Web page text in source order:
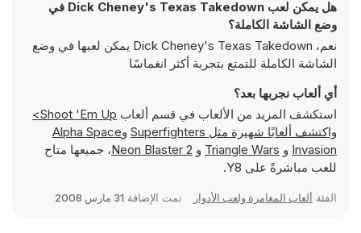
هل يمكن لعب Dick Cheney's Texas Takedown في
وضع الشاشة الكاملة؟
نعم، Dick Cheney's Texas Takedown يمكن لعبها في وضع
الشاشة الكاملة للتمتع بتجربة أكثر انغماسًا
أي ألعاب نجربها بعد؟
استكشف المزيد من الألعاب في قسم ألعاب
Shoot 'Em Up>
واكتشف ألعابًا شهيرة مثل Superfighters وAlpha Space
Invasion و Triangle Wars و Neon Blaster 2، جميعها متاح
للعب مباشرةً على Y8.
الفئة ألعاب المغامرة ولعب الأدوار تمت الإضافة 31 مارس 2008